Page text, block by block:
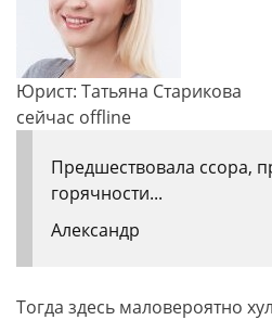
Юрист: Татьяна Старикова
сейчас offline
Предшествовала ссора,
горячности...
Александр
Тогда здесь маловероятно